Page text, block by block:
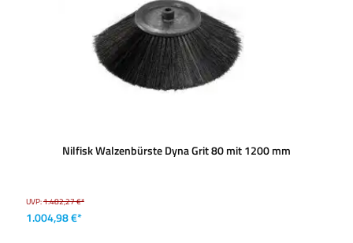
Nilfisk Walzenbürste Dyna Grit 80 mit 1200 mm
UVP:1.482,27 €*
1.004,98 €*